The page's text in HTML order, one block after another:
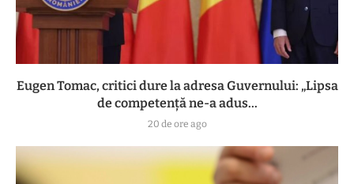
Eugen Tomac, critici dure la adresa Guvernului: „Lipsa
de competență ne-a adus...
20 de ore ago